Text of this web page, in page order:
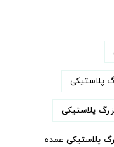
پلاستیکی
پلاستیکی
پلاستیکی عمده